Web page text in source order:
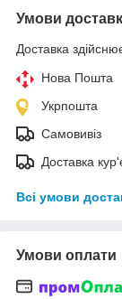
Умови
Доставка
Нова Пошта
Укрпошта
Самовивіз
Доставка
Всі умови
Умови оплати